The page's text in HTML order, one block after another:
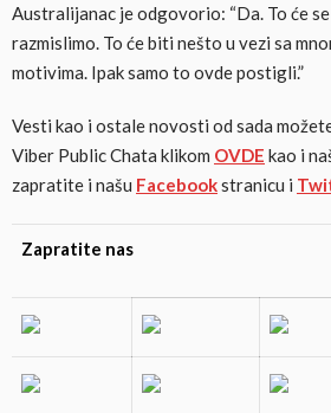
Australijanac je odgovorio: “Da. To će
razmislimo. To će biti nešto u vezi sa
motivima. Ipak samo to ovde postigli.”
Vesti kao i ostale novosti od sada
Viber Public Chata klikom OVDE kao i
zapratite i našu Facebookstranicu i
Zapratite nas